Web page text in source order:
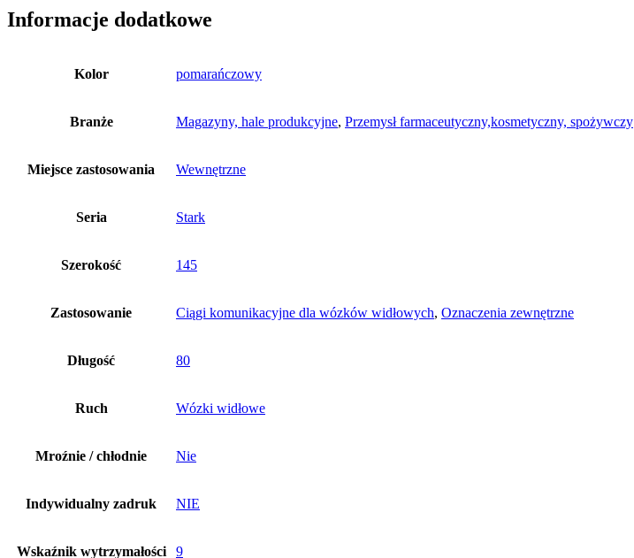
Informacje dodatkowe
Kolor pomarańczowy
Branże Magazyny, hale produkcyjne, Przemysł farmaceutyczny,kosmetyczny, spożywczy
Miejsce zastosowania Wewnętrzne
Seria Stark
Szerokość 145
Zastosowanie Ciągi komunikacyjne dla wózków widłowych, Oznaczenia zewnętrzne
Długość 80
Ruch Wózki widłowe
Mroźnie / chłodnie Nie
Indywidualny zadruk NIE
Wskaźnik wytrzymałości 9